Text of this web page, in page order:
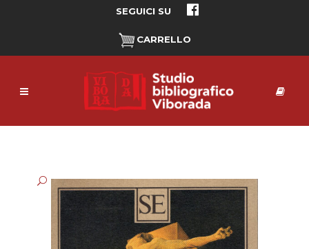
SEGUICI SU
CARRELLO